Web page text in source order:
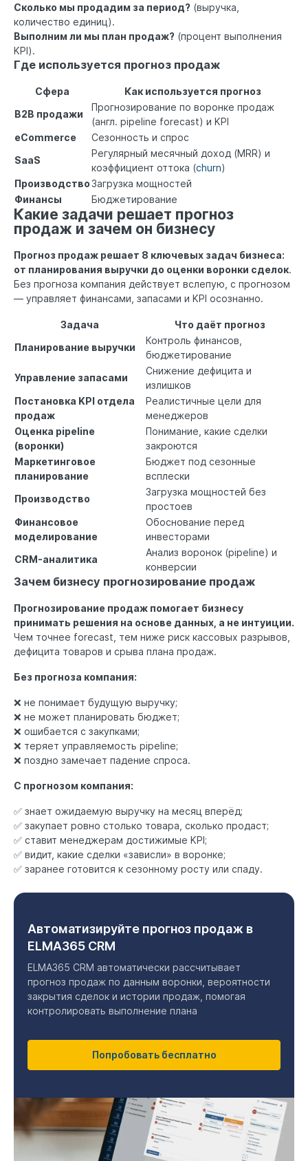
Сколько мы продадим за период? (выручка,
количество единиц).
Выполним ли мы план продаж? (процент выполнения
KPI).
Где используется прогноз продаж
Сфера
Как используется прогноз
B2B продажи
Прогнозирование по воронке продаж
(англ. pipeline forecast) и KPI
eCommerce
Сезонность и спрос
SaaS
Регулярный месячный доход (MRR) и
коэффициент оттока (churn)
ПроизводствоЗагрузка мощностей
Финансы
Бюджетирование
Какие задачи решает прогноз
продаж и зачем он бизнесу
Прогноз продаж решает 8 ключевых задач бизнеса:
от планирования выручки до оценки воронки сделок.
Без прогноза компания действует вслепую, с прогнозом
— управляет финансами, запасами и KPI осознанно.
Задача
Что даёт прогноз
Планирование выручки
Контроль финансов,
бюджетирование
Управление запасами
Снижение дефицита и
излишков
Постановка KPI отдела
продаж
Реалистичные цели для
менеджеров
Оценка pipeline
(воронки)
Понимание, какие сделки
закроются
Маркетинговое
планирование
Бюджет под сезонные
всплески
Производство
Загрузка мощностей без
простоев
Финансовое
моделирование
Обоснование перед
инвесторами
CRM-аналитика
Анализ воронок (pipeline) и
конверсии
Зачем бизнесу прогнозирование продаж
Прогнозирование продаж помогает бизнесу
принимать решения на основе данных, а не интуиции.
Чем точнее forecast, тем ниже риск кассовых разрывов,
дефицита товаров и срыва плана продаж.
Без прогноза компания:
❌ не понимает будущую выручку;
❌ не может планировать бюджет;
❌ ошибается с закупками;
❌ теряет управляемость pipeline;
❌ поздно замечает падение спроса.
С прогнозом компания:
✅ знает ожидаемую выручку на месяц вперёд;
✅ закупает ровно столько товара, сколько продаст;
✅ ставит менеджерам достижимые KPI;
✅ видит, какие сделки «зависли» в воронке;
✅ заранее готовится к сезонному росту или спаду.
Автоматизируйте прогноз продаж в
ELMA365 CRM
ELMA365 CRM автоматически рассчитывает
прогноз продаж по данным воронки, вероятности
закрытия сделок и истории продаж, помогая
контролировать выполнение плана
Попробовать бесплатно